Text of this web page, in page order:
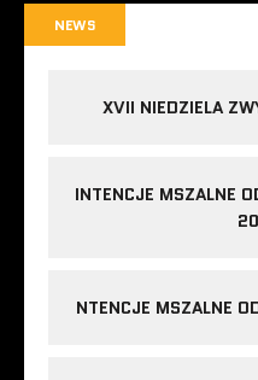
NEWS
XVII NIEDZIELA
INTENCJE MSZALNE
NTENCJE MSZALNE